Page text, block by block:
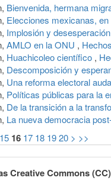
Bienvenida, hermana
Elecciones mexicanas,
Implosión y
AMLO en la ONU ,
Huachicoleo científico ,
Descomposición y
Una reforma electoral
Políticas públicas para la
De la transición a la
La nueva democracia
15 16 17 18 1920 > >>
Creative Commons (CC)